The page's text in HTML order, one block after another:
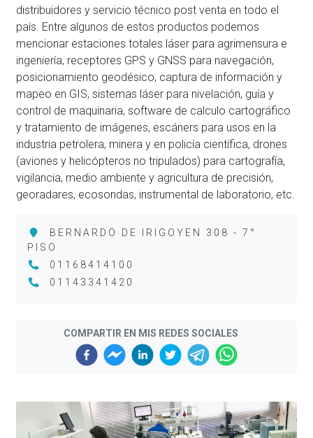
distribuidores y servicio técnico post venta en todo el
país. Entre algunos de estos productos podemos
mencionar estaciones totales láser para agrimensura e
ingeniería, receptores GPS y GNSS para navegación,
posicionamiento geodésico, captura de información y
mapeo en GIS, sistemas láser para nivelación, guía y
control de maquinaria, software de calculo cartográfico
y tratamiento de imágenes, escáners para usos en la
industria petrolera, minera y en policía científica, drones
(aviones y helicópteros no tripulados) para cartografía,
vigilancia, medio ambiente y agricultura de precisión,
georadares, ecosondas, instrumental de laboratorio, etc.
BERNARDO DE IRIGOYEN 308 - 7°
PISO
01168414100
01143341420
COMPARTIR EN MIS REDES SOCIALES